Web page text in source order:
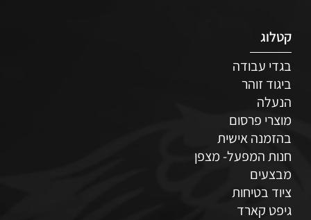
קטלוג
בגדי עבודה
ביגוד זוהר
הנעלה
מוצרי פרסום
בהזמנה אישית
חנות המפעל- מצפן
מבצעים
ציוד בטיחות
גיפט קארד